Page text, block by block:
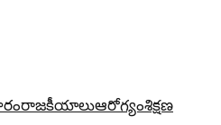
రాజకీయాలుఆరోగ్యంశిక్షణ